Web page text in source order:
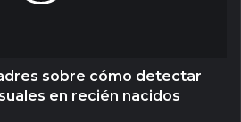
sobre cómo detectar
en recién nacidos